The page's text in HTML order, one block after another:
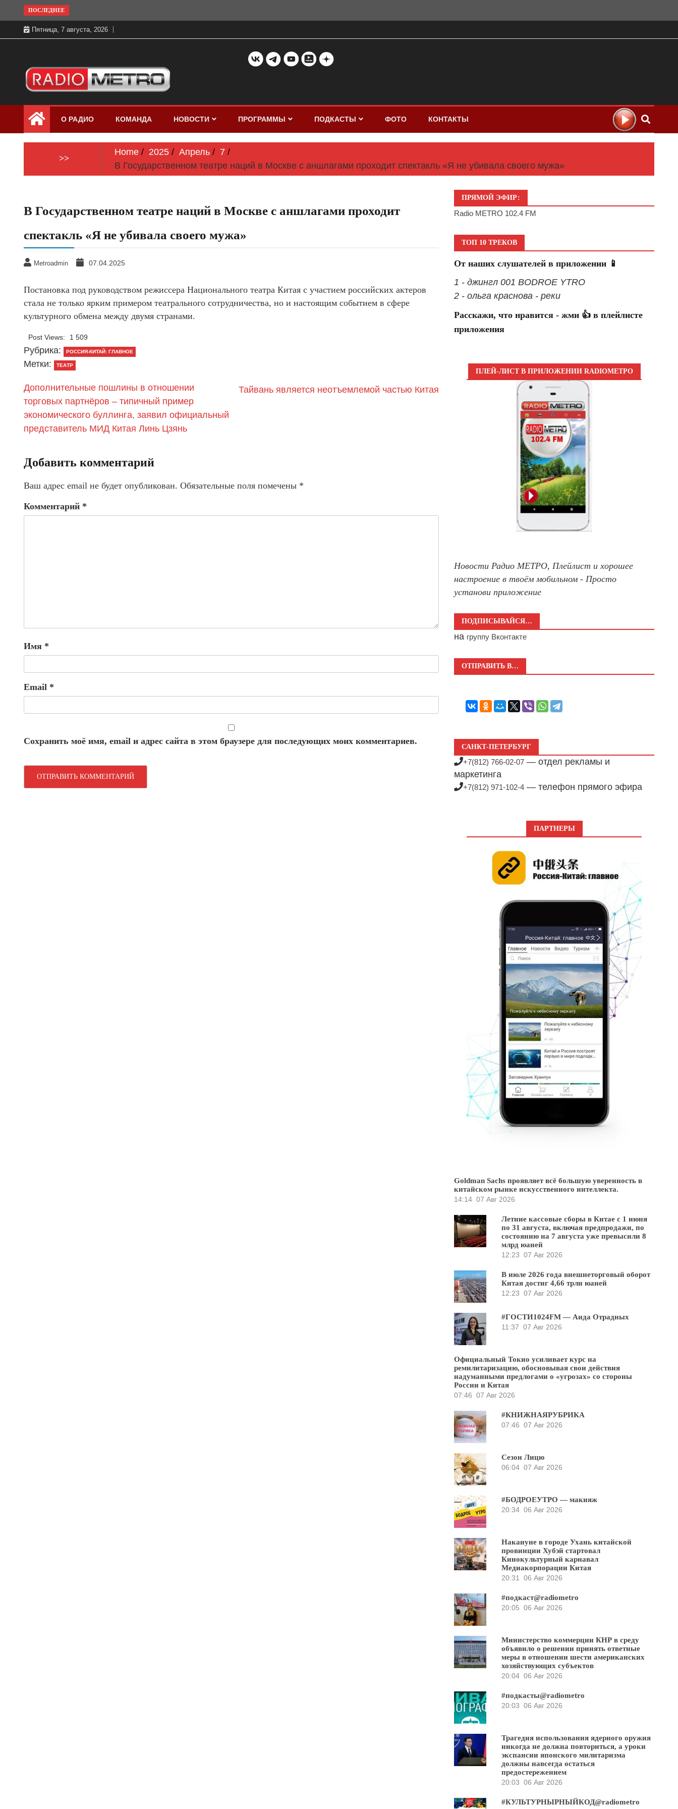
to
content
ПОСЛЕДНЕЕ
Пятница, 7 августа, 2026
Радио МЕТРО
бесплатно в хорошем качестве Санкт-
Петербург и Россия
О РАДИО КОМАНДА НОВОСТИ ПРОГРАММЫ ПОДКАСТЫ ФОТО КОНТАКТЫ
>>
Home 2025 Апрель
7
В Государственном театре наций в Москве с аншлагами проходит спектакль «Я не убивала своего мужа»
В Государственном театре наций в Москве с аншлагами проходит
спектакль «Я не убивала своего мужа»
Metroadmin 07.04.2025
Постановка под руководством режиссера Национального театра Китая с участием российских актеров
стала не только ярким примером театрального сотрудничества, но и настоящим событием в сфере
культурного обмена между двумя странами.
Post Views: 1 509
Рубрика: РОССИЯ-КИТАЙ: ГЛАВНОЕ
Метки: ТЕАТР
Дополнительные пошлины в отношении
торговых партнёров – типичный пример
экономического буллинга, заявил официальный
представитель МИД Китая Линь Цзянь
Тайвань является неотъемлемой частью Китая
Добавить комментарий
Ваш адрес email не будет опубликован. Обязательные поля помечены *
Комментарий *
Имя *
Email *
Сохранить моё имя, email и адрес сайта в этом браузере для последующих моих комментариев.
ПРЯМОЙ ЭФИР:
Radio METRO 102.4 FM
ТОП 10 ТРЕКОВ
От наших слушателей в приложении 📱
1 - джингл 001 BODROE YTRO
2 - ольга краснова - реки
Расскажи, что нравится - жми 👍 в плейлисте
приложения
ПЛЕЙ-ЛИСТ В ПРИЛОЖЕНИИ RADIOМЕТРО
Новости Радио МЕТРО, Плейлист и хорошее
настроение в твоём мобильном - Просто
установи приложение
ПОДПИСЫВАЙСЯ…
на группу Вконтакте
ОТПРАВИТЬ В…
САНКТ-ПЕТЕРБУРГ
+7(812) 766-02-07 — отдел рекламы и
маркетинга
+7(812) 971-102-4 — телефон прямого эфира
ПАРТНЕРЫ
Goldman Sachs проявляет всё большую уверенность в
китайском рынке искусственного интеллекта.
14:14 07 Авг 2026
Летние кассовые сборы в Китае с 1 июня
по 31 августа, включая предпродажи, по
состоянию на 7 августа уже превысили 8
млрд юаней
12:23 07 Авг 2026
В июле 2026 года внешнеторговый оборот
Китая достиг 4,66 трлн юаней
12:23 07 Авг 2026
#ГОСТИ1024FM — Аида Отрадных
11:37 07 Авг 2026
Официальный Токио усиливает курс на
ремилитаризацию, обосновывая свои действия
надуманными предлогами о «угрозах» со стороны
России и Китая
07:46 07 Авг 2026
#КНИЖНАЯРУБРИКА
07:46 07 Авг 2026
Сезон Лицю
06:04 07 Авг 2026
#БОДРОЕУТРО — макияж
20:34 06 Авг 2026
Накануне в городе Ухань китайской
провинции Хубэй стартовал
Кинокультурный карнавал
Медиакорпорации Китая
20:31
06 Авг 2026
#подкаст@radiometro
20:05 06 Авг 2026
Министерство коммерции КНР в среду
объявило о решении принять ответные
меры в отношении шести американских
хозяйствующих субъектов
20:04 06 Авг 2026
#подкасты@radiometro
20:03 06 Авг 2026
Трагедия использования ядерного оружия
никогда не должна повториться, а уроки
экспансии японского милитаризма
должны навсегда остаться
предостережением
20:03 06 Авг 2026
#КУЛЬТУРНЫРНЫЙКОД@radiometro